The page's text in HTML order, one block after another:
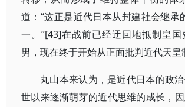
道：“这正是近代日本从封建社会继承
一。”[43]在战前已经迂回地抵制皇
男，现在终于开始从正面批判近代天皇
丸山本来认为，是近代日本的政
世以来逐渐萌芽的近代思维的成长，